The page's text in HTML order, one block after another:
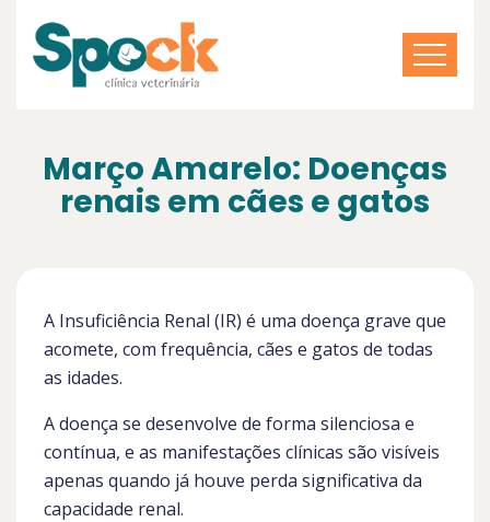
Março Amarelo: Doenças
renais em cães e gatos
A Insuficiência Renal (IR) é uma doença grave que
acomete, com frequência, cães e gatos de todas
as idades.
A doença se desenvolve de forma silenciosa e
contínua, e as manifestações clínicas são visíveis
apenas quando já houve perda significativa da
capacidade renal.